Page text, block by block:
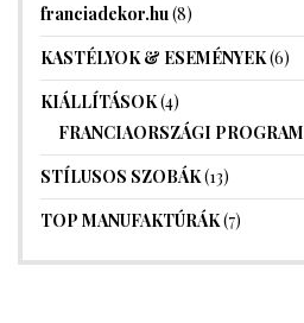
franciadekor.hu(8)
KASTÉLYOK & ESEMÉNYEK(6)
KIÁLLÍTÁSOK(4)
FRANCIAORSZÁGI PROGRAM
STÍLUSOS SZOBÁK(13)
TOP MANUFAKTÚRÁK(7)